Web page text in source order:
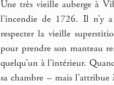
Une très vieille auberge à
l’incendie de 1726. Il n’y
respecter la vieille
pour prendre son manteau
quelqu’un à l’intérieur.
sa chambre – mais